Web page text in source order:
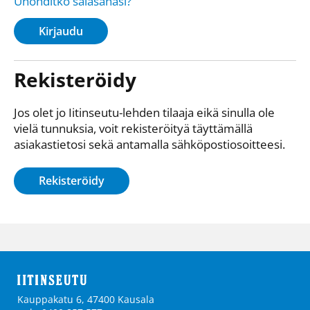
Kirjaudu
Rekisteröidy
Jos olet jo Iitinseutu-lehden tilaaja eikä sinulla ole
vielä tunnuksia, voit rekisteröityä täyttämällä
asiakastietosi sekä antamalla sähkö­posti­osoitteesi.
Rekisteröidy
Kauppakatu 6, 47400 Kausala